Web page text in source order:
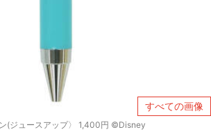
すべての画像
(ジュースアップ〉 1,400円 ©Disney